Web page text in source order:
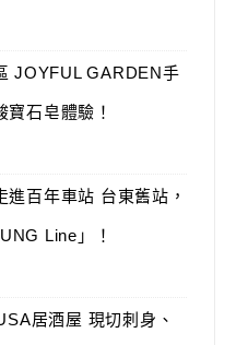
JOYFUL GARDEN手
石皂體驗！
百年車站 台東舊站，
Line」！
居酒屋 現切刺身、